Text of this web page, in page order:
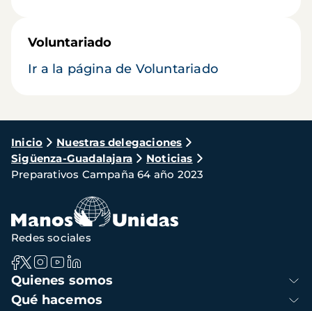
Voluntariado
Ir a la página de Voluntariado
Ruta
de
navegación
Inicio
Nuestras delegaciones
Sigüenza-Guadalajara
Noticias
Preparativos Campaña 64 año 2023
Navegación
principal
Quienes somos
Qué hacemos
Redes sociales